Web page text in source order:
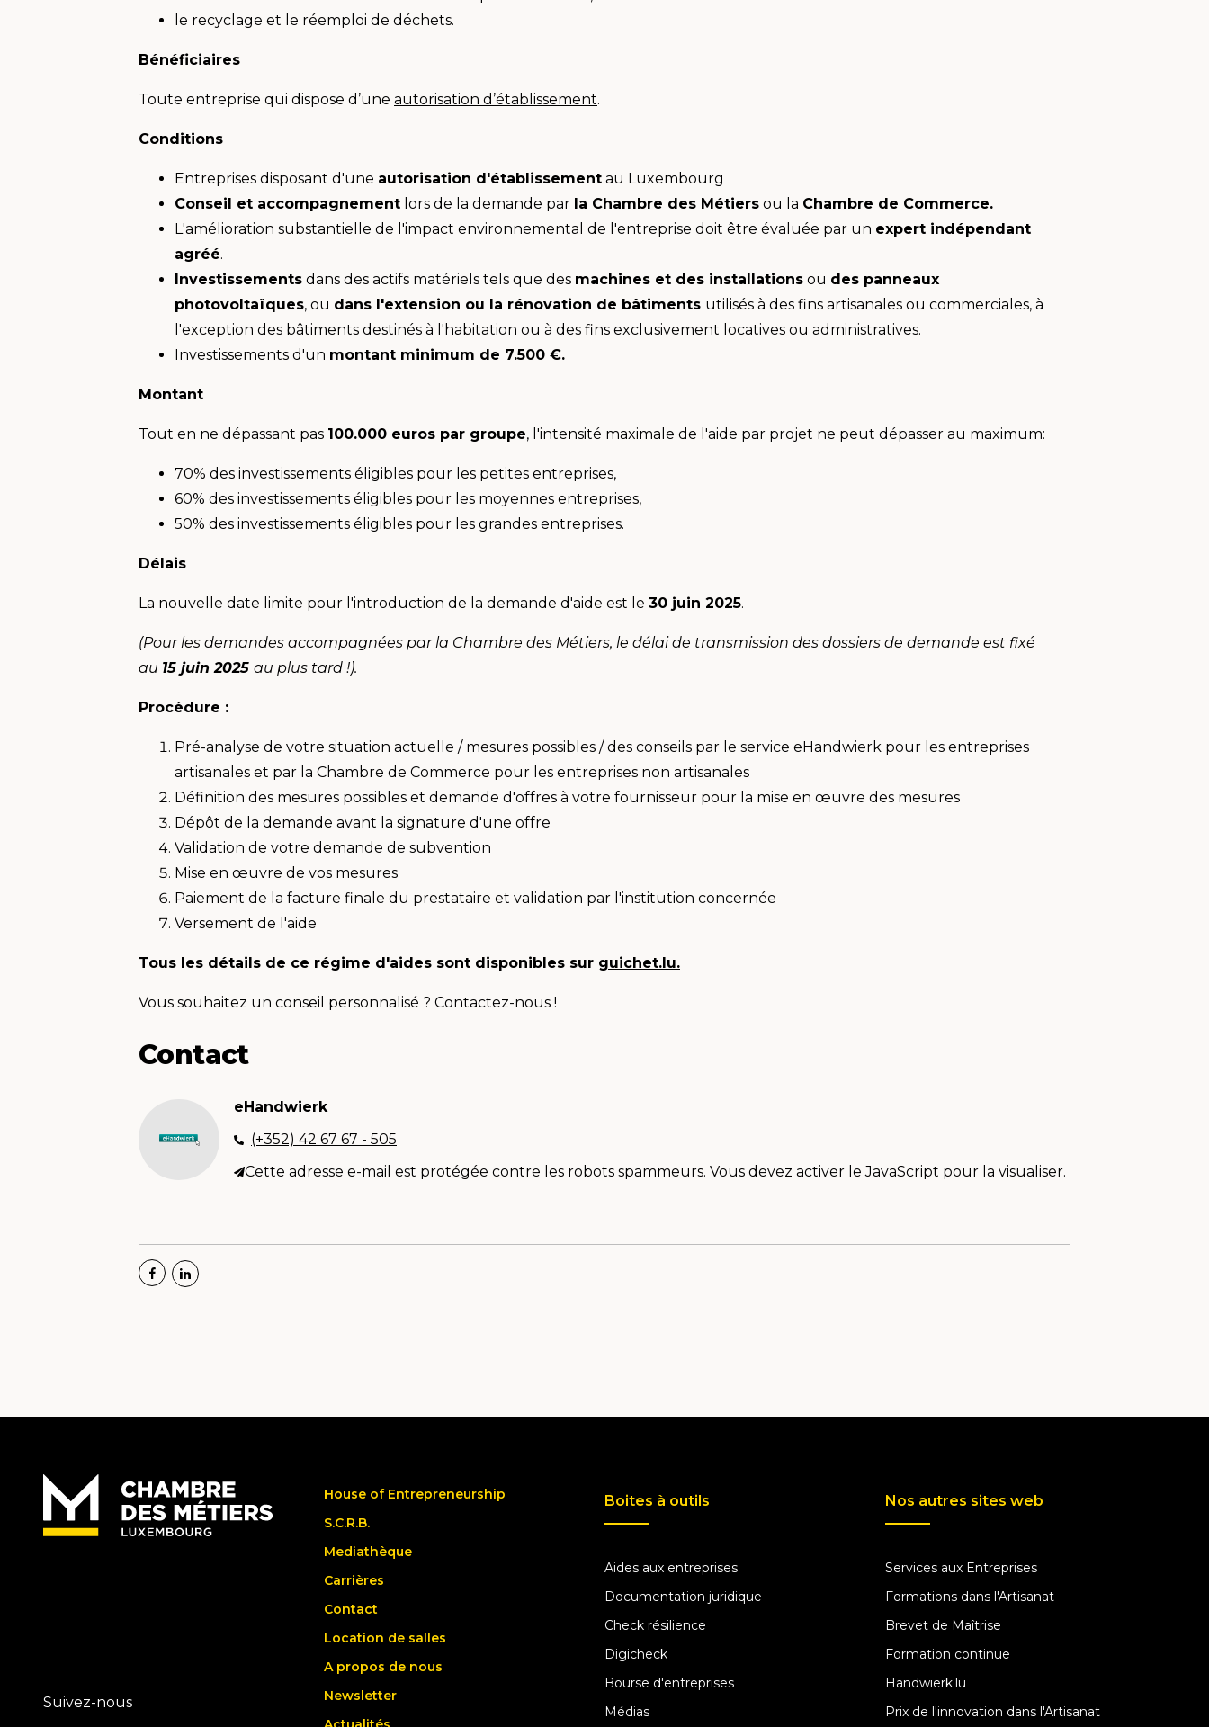
le recyclage et le réemploi de déchets.
Bénéficiaires
Toute entreprise qui dispose d’une autorisation d’établissement.
Conditions
Entreprises disposant d'une autorisation d'établissement au Luxembourg
Conseil et accompagnement lors de la demande par la Chambre des Métiers ou la Chambre de Commerce.
L'amélioration substantielle de l'impact environnemental de l'entreprise doit être évaluée par un expert indépendant
agréé.
Investissements dans des actifs matériels tels que des machines et des installations ou des panneaux
photovoltaïques, ou dans l'extension ou la rénovation de bâtiments utilisés à des fins artisanales ou commerciales, à
l'exception des bâtiments destinés à l'habitation ou à des fins exclusivement locatives ou administratives.
Investissements d'un montant minimum de 7.500 €.
Montant
Tout en ne dépassant pas 100.000 euros par groupe, l'intensité maximale de l'aide par projet ne peut dépasser au maximum:
70% des investissements éligibles pour les petites entreprises,
60% des investissements éligibles pour les moyennes entreprises,
50% des investissements éligibles pour les grandes entreprises.
Délais
La nouvelle date limite pour l'introduction de la demande d'aide est le 30 juin 2025.
(Pour les demandes accompagnées par la Chambre des Métiers, le délai de transmission des dossiers de demande est fixé
au 15 juin 2025 au plus tard !).
Procédure :
Pré-analyse de votre situation actuelle / mesures possibles / des conseils par le service eHandwierk pour les entreprises
artisanales et par la Chambre de Commerce pour les entreprises non artisanales
Définition des mesures possibles et demande d'offres à votre fournisseur pour la mise en œuvre des mesures
Dépôt de la demande avant la signature d'une offre
Validation de votre demande de subvention
Mise en œuvre de vos mesures
Paiement de la facture finale du prestataire et validation par l'institution concernée
Versement de l'aide
Tous les détails de ce régime d'aides sont disponibles sur guichet.lu.
Vous souhaitez un conseil personnalisé ? Contactez-nous !
Contact
eHandwierk
(+352) 42 67 67 - 505
Cette adresse e-mail est protégée contre les robots spammeurs. Vous devez activer le JavaScript pour la visualiser.
Suivez-nous
House of Entrepreneurship
S.C.R.B.
Mediathèque
Carrières
Contact
Location de salles
A propos de nous
Newsletter
Boites à outils
Aides aux entreprises
Documentation juridique
Check résilience
Digicheck
Bourse d'entreprises
Médias
Nos autres sites web
Services aux Entreprises
Formations dans l'Artisanat
Brevet de Maîtrise
Formation continue
Handwierk.lu
Prix de l'innovation dans l'Artisanat